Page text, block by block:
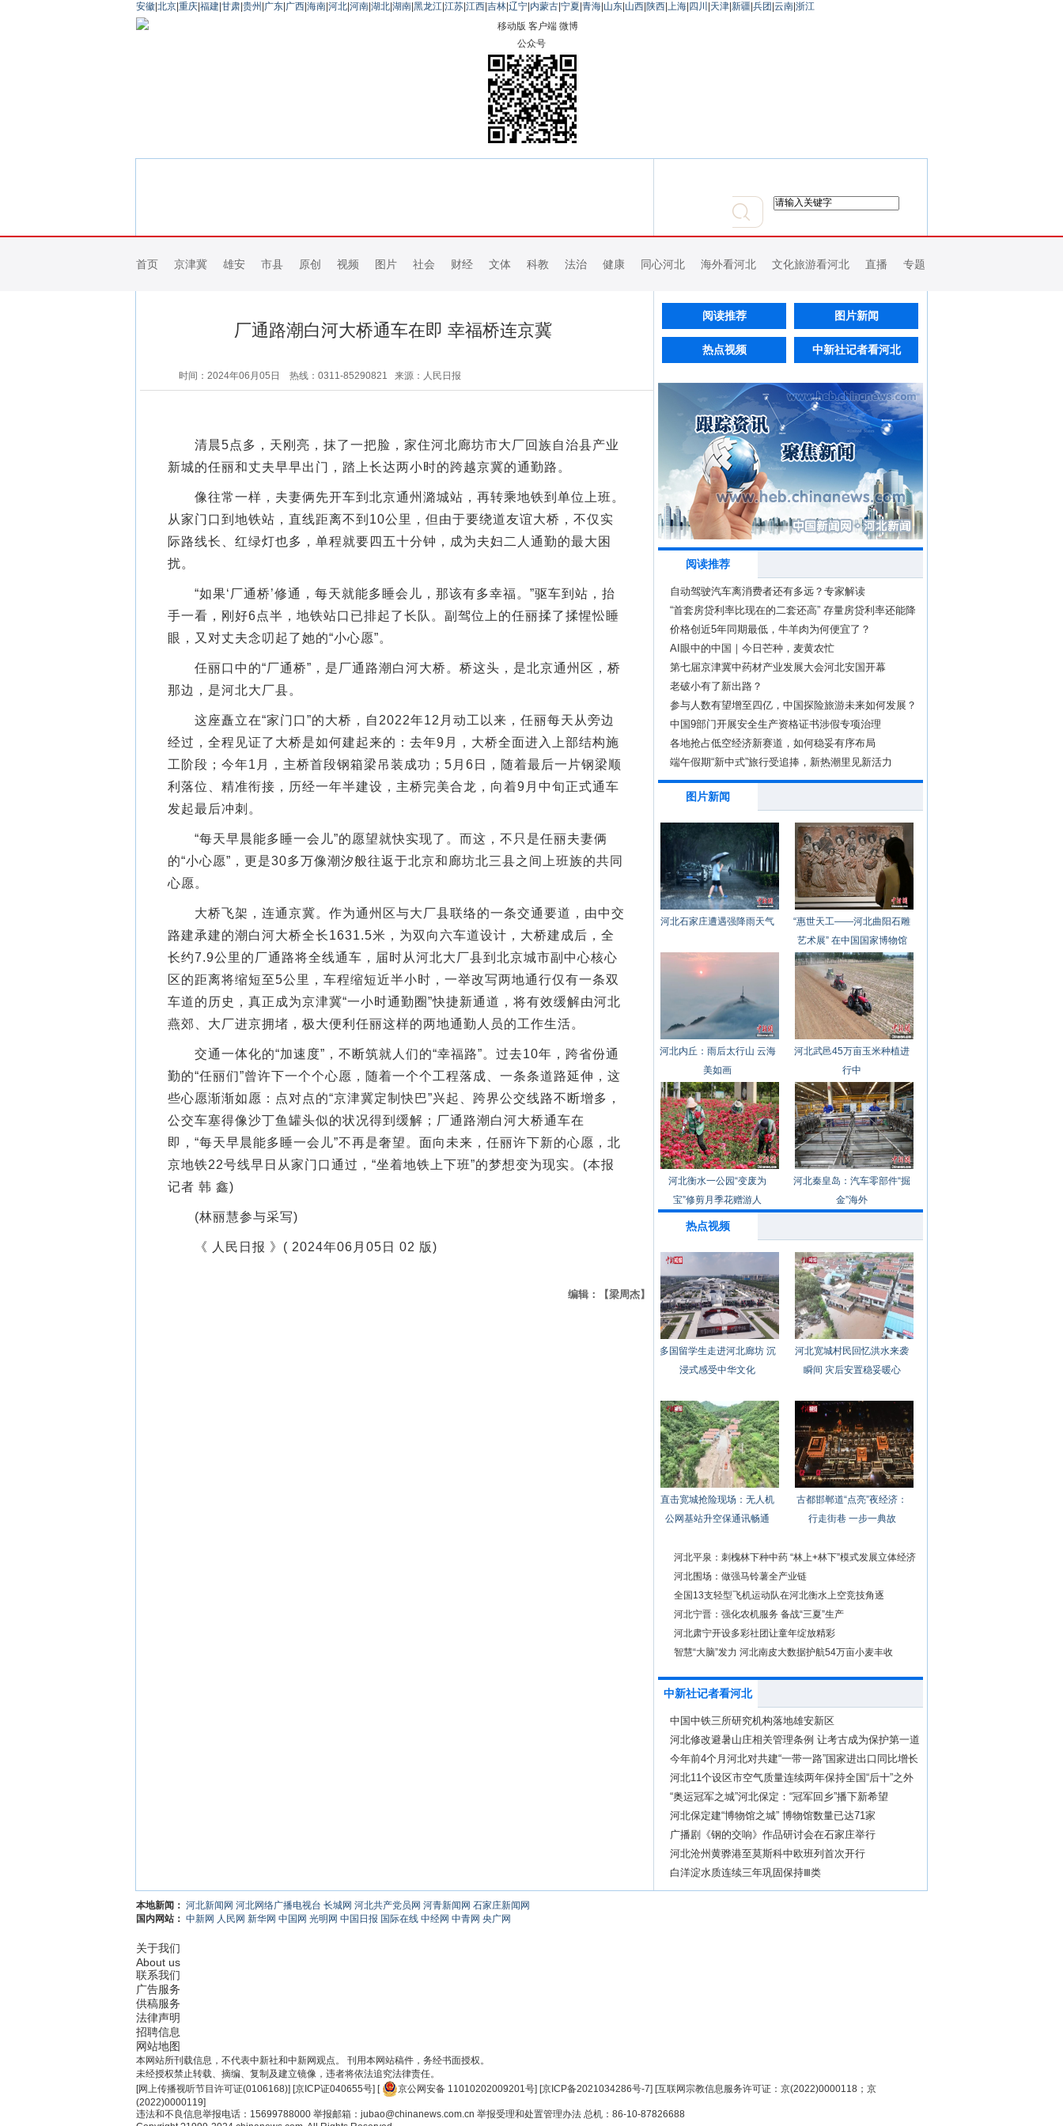
安徽 北京 重庆 福建 甘肃 贵州 广东 广西 海南 河北 河南 湖北 湖南 黑龙江 江苏 江西 吉林 辽宁 内蒙古 宁夏 青海 山东 山西 陕西 上海 四川 天津 新疆 兵团 云南 浙江
移动版 客户端 微博
公众号
首页 京津冀 雄安 市县 原创 视频 图片 社会 财经 文体 科教 法治 健康 同心河北 海外看河北 文化旅游看河北 直播 专题
厂通路潮白河大桥通车在即 幸福桥连京冀
时间：2024年06月05日 热线：0311-85290821 来源：人民日报
清晨5点多，天刚亮，抹了一把脸，家住河北廊坊市大厂回族自治县产业
新城的任丽和丈夫早早出门，踏上长达两小时的跨越京冀的通勤路。
像往常一样，夫妻俩先开车到北京通州潞城站，再转乘地铁到单位上班。
从家门口到地铁站，直线距离不到10公里，但由于要绕道友谊大桥，不仅实
际路线长、红绿灯也多，单程就要四五十分钟，成为夫妇二人通勤的最大困
扰。
“如果‘厂通桥’修通，每天就能多睡会儿，那该有多幸福。”驱车到站，抬
手一看，刚好6点半，地铁站口已排起了长队。副驾位上的任丽揉了揉惺忪睡
眼，又对丈夫念叨起了她的“小心愿”。
任丽口中的“厂通桥”，是厂通路潮白河大桥。桥这头，是北京通州区，桥
那边，是河北大厂县。
这座矗立在“家门口”的大桥，自2022年12月动工以来，任丽每天从旁边
经过，全程见证了大桥是如何建起来的：去年9月，大桥全面进入上部结构施
工阶段；今年1月，主桥首段钢箱梁吊装成功；5月6日，随着最后一片钢梁顺
利落位、精准衔接，历经一年半建设，主桥完美合龙，向着9月中旬正式通车
发起最后冲刺。
“每天早晨能多睡一会儿”的愿望就快实现了。而这，不只是任丽夫妻俩
的“小心愿”，更是30多万像潮汐般往返于北京和廊坊北三县之间上班族的共同
心愿。
大桥飞架，连通京冀。作为通州区与大厂县联络的一条交通要道，由中交
路建承建的潮白河大桥全长1631.5米，为双向六车道设计，大桥建成后，全
长约7.9公里的厂通路将全线通车，届时从河北大厂县到北京城市副中心核心
区的距离将缩短至5公里，车程缩短近半小时，一举改写两地通行仅有一条双
车道的历史，真正成为京津冀“一小时通勤圈”快捷新通道，将有效缓解由河北
燕郊、大厂进京拥堵，极大便利任丽这样的两地通勤人员的工作生活。
交通一体化的“加速度”，不断筑就人们的“幸福路”。过去10年，跨省份通
勤的“任丽们”曾许下一个个心愿，随着一个个工程落成、一条条道路延伸，这
些心愿渐渐如愿：点对点的“京津冀定制快巴”兴起、跨界公交线路不断增多，
公交车塞得像沙丁鱼罐头似的状况得到缓解；厂通路潮白河大桥通车在
即，“每天早晨能多睡一会儿”不再是奢望。面向未来，任丽许下新的心愿，北
京地铁22号线早日从家门口通过，“坐着地铁上下班”的梦想变为现实。(本报
记者 韩 鑫)
(林丽慧参与采写)
《 人民日报 》( 2024年06月05日 02 版)
编辑：【梁周杰】
阅读推荐 图片新闻
热点视频 中新社记者看河北
阅读推荐
自动驾驶汽车离消费者还有多远？专家解读
“首套房贷利率比现在的二套还高” 存量房贷利率还能降
吗？
价格创近5年同期最低，牛羊肉为何便宜了？
AI眼中的中国｜今日芒种，麦黄农忙
第七届京津冀中药材产业发展大会河北安国开幕
老破小有了新出路？
参与人数有望增至四亿，中国探险旅游未来如何发展？
中国9部门开展安全生产资格证书涉假专项治理
各地抢占低空经济新赛道，如何稳妥有序布局
端午假期“新中式”旅行受追捧，新热潮里见新活力
图片新闻
河北石家庄遭遇强降雨天气
“惠世天工——河北曲阳石雕
艺术展” 在中国国家博物馆
开幕
河北内丘：雨后太行山 云海
美如画
河北武邑45万亩玉米种植进
行中
河北衡水一公园“变废为
宝”修剪月季花赠游人
河北秦皇岛：汽车零部件“掘
金”海外
热点视频
多国留学生走进河北廊坊 沉
浸式感受中华文化
河北宽城村民回忆洪水来袭
瞬间 灾后安置稳妥暖心
直击宽城抢险现场：无人机
公网基站升空保通讯畅通
古都邯郸道“点亮”夜经济：
行走街巷 一步一典故
河北平泉：刺槐林下种中药 “林上+林下”模式发展立体经济
河北围场：做强马铃薯全产业链
全国13支轻型飞机运动队在河北衡水上空竞技角逐
河北宁晋：强化农机服务 备战“三夏”生产
河北肃宁开设多彩社团让童年绽放精彩
智慧“大脑”发力 河北南皮大数据护航54万亩小麦丰收
中新社记者看河北
中国中铁三所研究机构落地雄安新区
河北修改避暑山庄相关管理条例 让考古成为保护第一道
防线
今年前4个月河北对共建“一带一路”国家进出口同比增长
10.8%
河北11个设区市空气质量连续两年保持全国“后十”之外
“奥运冠军之城”河北保定：“冠军回乡”播下新希望
河北保定建“博物馆之城” 博物馆数量已达71家
广播剧《钢的交响》作品研讨会在石家庄举行
河北沧州黄骅港至莫斯科中欧班列首次开行
白洋淀水质连续三年巩固保持Ⅲ类
本地新闻： 河北新闻网 河北网络广播电视台 长城网 河北共产党员网 河青新闻网 石家庄新闻网
国内网站： 中新网 人民网 新华网 中国网 光明网 中国日报 国际在线 中经网 中青网 央广网
关于我们
About us
联系我们
广告服务
供稿服务
法律声明
招聘信息
网站地图
本网站所刊载信息，不代表中新社和中新网观点。 刊用本网站稿件，务经书面授权。
未经授权禁止转载、摘编、复制及建立镜像，违者将依法追究法律责任。
[网上传播视听节目许可证(0106168)] [京ICP证040655号] [ 京公网安备 11010202009201号] [京ICP备2021034286号-7] [互联网宗教信息服务许可证：京(2022)0000118；京
(2022)0000119]
违法和不良信息举报电话：15699788000 举报邮箱：jubao@chinanews.com.cn 举报受理和处置管理办法 总机：86-10-87826688